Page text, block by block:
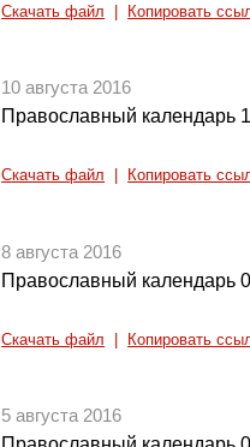
Скачать файл Копировать
10 августа 2016
Православный календарь
Скачать файл Копировать
8 августа 2016
Православный календарь
Скачать файл Копировать
5 августа 2016